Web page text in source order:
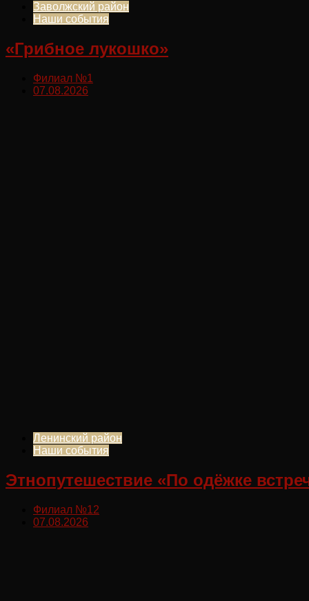
Заволжский район
Наши события
«Грибное лукошко»
Филиал №1
07.08.2026
Ленинский район
Наши события
Этнопутешествие «По одёжке
Филиал №12
07.08.2026